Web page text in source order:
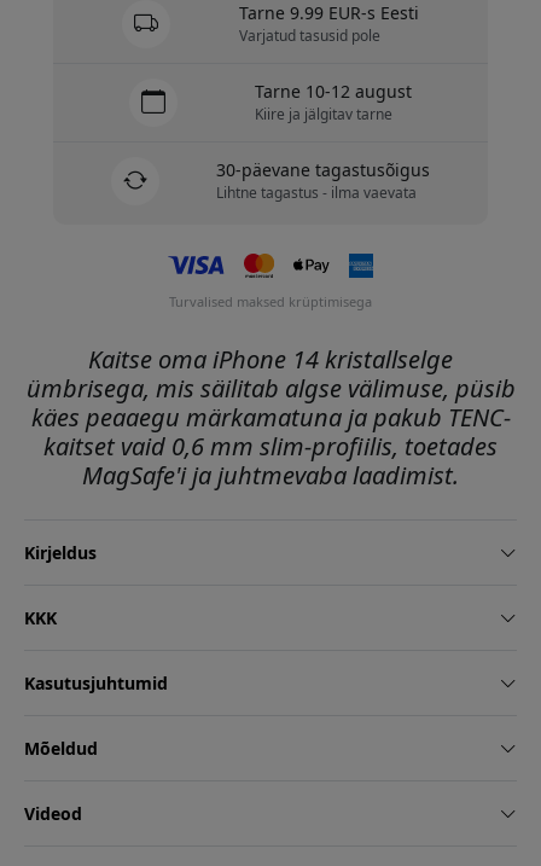
Tarne 9.99 EUR-s Eesti
Varjatud tasusid pole
Tarne 10-12 august
Kiire ja jälgitav tarne
30-päevane tagastusõigus
Lihtne tagastus - ilma vaevata
Turvalised maksed krüptimisega
Kaitse oma iPhone 14 kristallselge
ümbrisega, mis säilitab algse välimuse, püsib
käes peaaegu märkamatuna ja pakub TENC-
kaitset vaid 0,6 mm slim-profiilis, toetades
MagSafe'i ja juhtmevaba laadimist.
Kirjeldus
KKK
Kasutusjuhtumid
Mõeldud
Videod